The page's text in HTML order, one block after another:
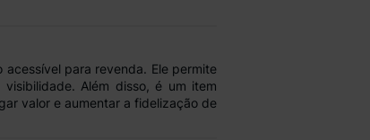
para revenda. Ele permite
Além disso, é um item
valor e aumentar a fidelização de